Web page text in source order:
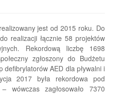
jest od 2015 roku. Do
realizacji łącznie 58 projektów
Rekordową liczbę 1698
zgłoszony do Budżetu
AED dla pływalni i
2017 była rekordowa pod
wówczas zagłosowało 7370